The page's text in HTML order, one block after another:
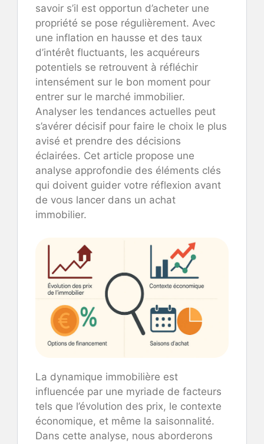
savoir s’il est opportun d’acheter une
propriété se pose régulièrement. Avec
une inflation en hausse et des taux
d’intérêt fluctuants, les acquéreurs
potentiels se retrouvent à réfléchir
intensément sur le bon moment pour
entrer sur le marché immobilier.
Analyser les tendances actuelles peut
s’avérer décisif pour faire le choix le plus
avisé et prendre des décisions
éclairées. Cet article propose une
analyse approfondie des éléments clés
qui doivent guider votre réflexion avant
de vous lancer dans un achat
immobilier.
La dynamique immobilière est
influencée par une myriade de facteurs
tels que l’évolution des prix, le contexte
économique, et même la saisonnalité.
Dans cette analyse, nous aborderons